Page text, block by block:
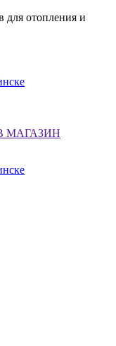
для отопления и
МАГАЗИН